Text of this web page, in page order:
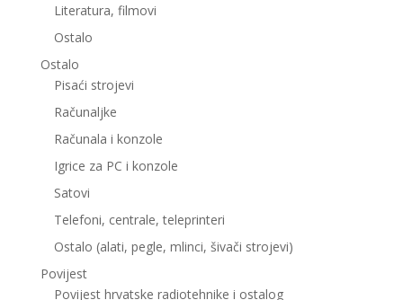
Literatura, filmovi
Ostalo
Ostalo
Pisaći strojevi
Računaljke
Računala i konzole
Igrice za PC i konzole
Satovi
Telefoni, centrale, teleprinteri
Ostalo (alati, pegle, mlinci, šivači strojevi)
Povijest
Povijest hrvatske radiotehnike i ostalog